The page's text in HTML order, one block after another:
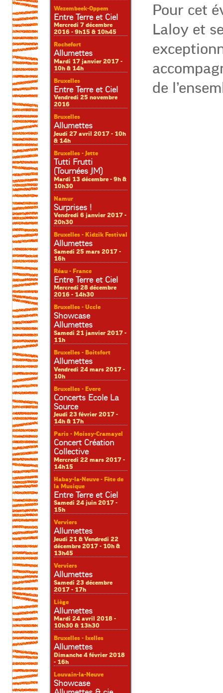
Wezembeek-Oppem
Entre Terre et Ciel
Mercredi 7 décembre
2016 - 9h15 & 10h45
Rochefort
Allumettes
Mardi 17 janvier 2017 -
10h & 14h
Bruxelles
Entre Terre et Ciel
Vendredi 25 novembre
2016
Bruxelles
Allumettes
Jeudi 27 avril 2017 - 10h
& 14h
Bruxelles - Jette
Tutti Frutti
(Tournées JM)
Mardi 13 décembre - 9h &
10h30
Namur
Surprises !
Vendredi 6 janvier 2017 -
20h30
Bruxelles - Kidzik Festival
Allumettes
Samedi 25 mars 2017 -
16h
Réau - France
Entre Terre et Ciel
Mercredi 28 décembre
2016 - 14h30
Bruxelles - Uccle
Showcase
Allumettes
Samedi 21 janvier 2017 -
11h
Bruxelles - Boitsfort
Allumettes
Vendredi 24 mars 2017 -
10h
Bruxelles - Evere
Concerts Ecole La
Source
Jeudi 23 février 2017 -
14h & 17h
Paris - Moissy-Cramayel
Concert Création
Collective
Mercredi 22 mars 2017 -
14h15
Habay-la-Neuve - Fête de
la Musique
Entre Terre et Ciel
Samedi 24 juin 2017 -
15h
Verviers
Allumettes
Jeudi 21 & Vendredi 22
décembre 2017 - 10h &
13h45
Verviers
Allumettes
Samedi 23 décembre
2017 - 17h
Liège
Allumettes
Mardi 24 avril 2018 -
10h30 & 13h30
Bruxelles - Ixelles
Allumettes
Dimanche 4 février 2018
- 16h
Louvain-la-Neuve
Showcase
Pour cet
Laloy et
de